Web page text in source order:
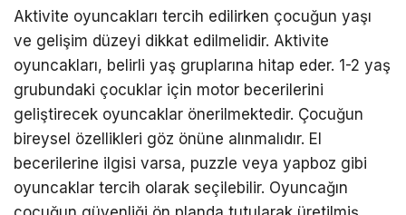
Aktivite oyuncakları tercih edilirken çocuğun yaşı
ve gelişim düzeyi dikkat edilmelidir. Aktivite
oyuncakları, belirli yaş gruplarına hitap eder. 1-2 yaş
grubundaki çocuklar için motor becerilerini
geliştirecek oyuncaklar önerilmektedir. Çocuğun
bireysel özellikleri göz önüne alınmalıdır. El
becerilerine ilgisi varsa, puzzle veya yapboz gibi
oyuncaklar tercih olarak seçilebilir. Oyuncağın